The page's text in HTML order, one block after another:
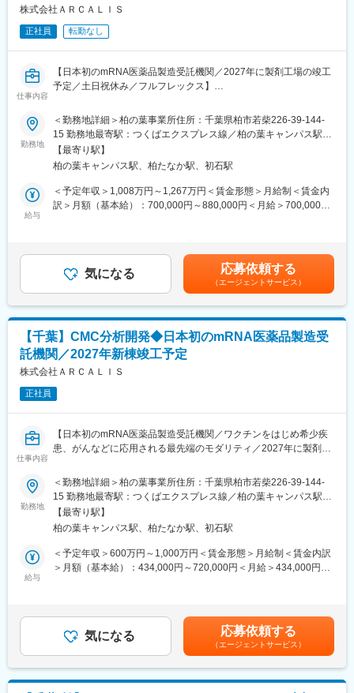
必要に応じた資料レビュー、議案作成支援
◆ 管理職候補としての役割
・チームメンバーの育成・指導 ・総務・法務領域の業務プロセ
ス改善 ・組織横断プロジェクトの推進
■配属部署：総務部 （上司：総務部 ヘッド）
■職位想定：非管理職
法務を中心に、ガバナンス領域まで広く関われる希少なポジショ
ンあり、将来的に会議体運営を担当する可能性もあり、キャリア
の幅を広げられます。経営層に近い立場で働けるため、意思決定
プロセスに触れながら成長でき、英文契約など英語力を活かし、
のため、仕組みづくりや業務改善にも積極的に関われる点が魅力
です。
（CDMO）です。COVID-19を含む次世代mRNAワクチンの製造
施設を建設しています。「世界初の統合型mRNA医薬品CDMO事
業者として」mRNA医薬品の原薬製造と製剤製造の両方を手掛け
る世界初の統合型mRNA医薬品CDMOを目指しています。
変更の範囲：会社の定める業務
株式会社ＡＲＣＡＬＩＳ
正社員 転勤なし
仕事内容
【日本初のmRNA医薬品製造受託機関／2027年に製剤工場の竣工
予定／土日祝休み／フルフレックス】
とArcturus社からの技術移管業務を開始している。Arcturus社から
の原薬および製剤開発に関する製造、分析技術の移管を成功さ
せ、国内を中心とした治験薬、製品開発受託事業の品質保証を統
括する。
■仕事内容：
・Arcturus社からの技術移転計画に従い、３局対応の品質マネー
ジメントマネージメントシステムを構築（組織、役割・責任、ス
ら、自部署のみならず、他部署の品質改善を促す。
・品質システムのサブシステムの構築、普及推進、定着、改善活
動計画、年間計画の立案・実行を統括する
・技術移転対象製品の適切な製造管理及び、品質管理の確保を統
括する（変更管理、逸脱/不適合処理等）
・南相馬工場製造部門の品質システム構築と運用推進業務を管理
監督する
・治験薬/製品の品質情報（苦情含む）、品質不良・回収の処理を
統括する
・委託先企業の監査および、品質改善を統括する
・GQP /QMS文書の管理業務（各種記録、SOP、品質標準書、顧
客との品質契約書等）を統括する
・行政、顧客との品質に関わる各種調整、監査対応を統括する
・マネジメントレビュー、変更管理、CAPA、リスクマネジメント
などのシステムにおけるプロセスの変更及び改善、有効性の評
価、関係部署との会議を主催する
・品質保証部門のマネージャー、スタッフ研究者のジョブディス
■当社について
業者として」mRNA医薬品の原薬製造と製剤製造の両方を手掛け
る世界初の統合型mRNA医薬品CDMOを目指しています。
変更の範囲：会社の定める業務
勤務地
＜勤務地詳細＞柏の葉事業所住所：千葉県柏市若柴226-39-144-
15 勤務地最寄駅：つくばエクスプレス線／柏の葉キャンパス駅受
動喫煙対策：屋内全面禁煙変更の範囲：会社の定める事業所
【最寄り駅】
柏の葉キャンパス駅、柏たなか駅、初石駅
給与
＜予定年収＞1,008万円～1,267万円＜賃金形態＞月給制＜賃金内
訳＞月額（基本給）：700,000円～880,000円＜月給＞700,000円
ディション手当賃金はあくまでも目安の金額であり、選考を通じ
て上下する可能性があります。月給(月額)は固定手当を含めた表記
です。
気になる 応募依頼する
（エージェントサービス）
【千葉】CMC分析開発◆日本初のmRNA医薬品製造受
託機関／2027年新棟竣工予定
株式会社ＡＲＣＡＬＩＳ
正社員
仕事内容
【日本初のmRNA医薬品製造受託機関／ワクチンをはじめ希少疾
患、がんなどに応用される最先端のモダリティ／2027年に製剤工
■業務内容：
mRNA製品の製造および製造方法・試験方法の開発並びに技術移
管等の業務全般を担っていただきます。
・技術移管および分析技術再現
・創薬支援事業における成果物の製造および品質試験レポートの
提供（必要に応じて試験方法の開発）
・探索段階における医薬品の分析研究（物性検討、構造解析、試
・試験室管理と業務改善
療、疾患治療に応用される革新的な医薬品です。新型コロナウイ
勤務地
＜勤務地詳細＞柏の葉事業所住所：千葉県柏市若柴226-39-144-
15 勤務地最寄駅：つくばエクスプレス線／柏の葉キャンパス駅受
動喫煙対策：屋内全面禁煙変更の範囲：会社の定める事業所
【最寄り駅】
柏の葉キャンパス駅、柏たなか駅、初石駅
給与
＜予定年収＞600万円～1,000万円＜賃金形態＞月給制＜賃金内訳
＞月額（基本給）：434,000円～720,000円＜月給＞434,000円～
可能性があります。月給(月額)は固定手当を含めた表記です。
気になる 応募依頼する
（エージェントサービス）